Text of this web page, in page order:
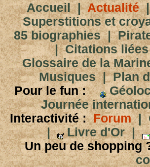
Accueil|Actualité
Superstitions et
85 biographies|
|Citations
Glossaire de la
Musiques|Plan
Pour le fun :
Journée
Interactivité : Forum|
|
Livre d'Or|
Un peu de shopping